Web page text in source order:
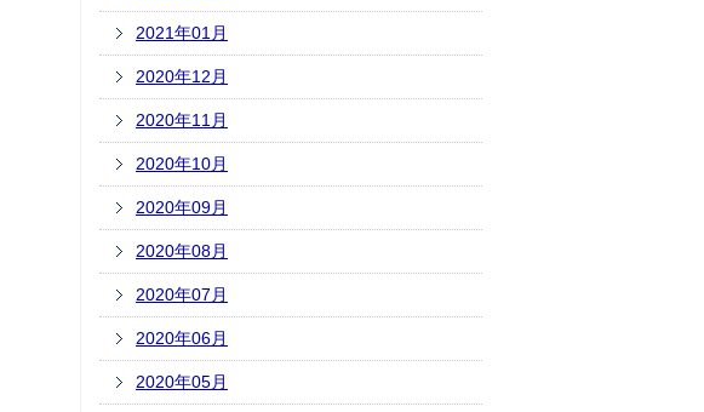
2021年01月
2020年12月
2020年11月
2020年10月
2020年09月
2020年08月
2020年07月
2020年06月
2020年05月